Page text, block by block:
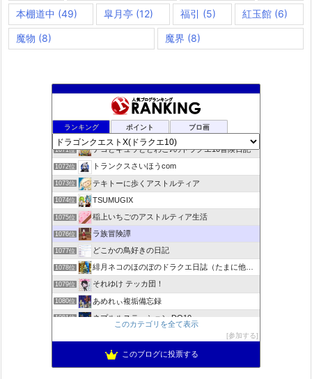
本棚道中 (49) 皐月亭 (12) 福引 (5) 紅玉館(6)
魔物 (8) 魔界 (8)
ランキング ポイント ブロ画
咲くやこのはな
1070位 ドラクエ10ラウラの日常とチーム運営ブログ
1071位 デコとギュッとどわこ♪のドラクエ10冒険日記
1072位 トランクスさいほうcom
1073位 テキトーに歩くアストルティア
1074位 TSUMUGIX
1075位 稲上いちごのアストルティア生活
1076位 ラ族冒険譚
1077位 どこかの鳥好きの日記
1078位 緋月ネコのほのぼのドラクエ日誌（たまに他のことも書いてます)
1079位 それゆけ テッカ団！
1080位 あめれぃ複垢備忘録
1081位 ネプルルステーション DQ10
アリアドネからのお便り『Aria de nouvelles』
ぽんこつゲーマーのひみつきち
このカテゴリを全て表示
参加する
このブログに投票する